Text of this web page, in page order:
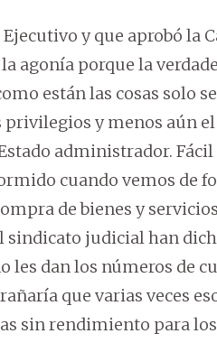
y que aprobó la
agonía porque la
están las cosas solo
y menos aún
administrador.
cuando vemos de
de bienes y
sindicato judicial han
les dan los números de
que varias veces
sin rendimiento para